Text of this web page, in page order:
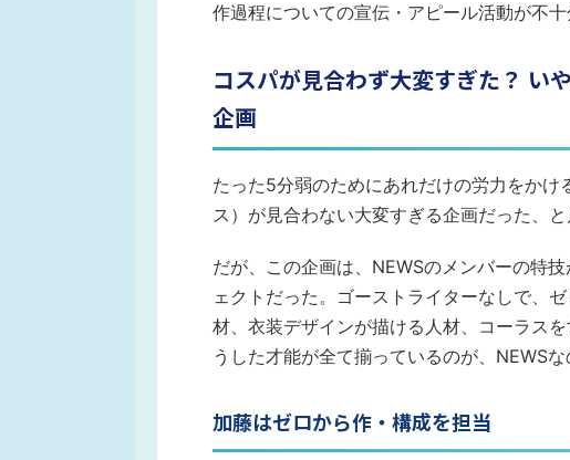
作過程についての宣伝・アピール活動が不十
コスパが見合わず大変すぎた？ い
企画
たった5分弱のためにあれだけの労力をか
ス）が見合わない大変すぎる企画だった、と
だが、この企画は、NEWSのメンバーの特
ェクトだった。ゴーストライターなしで、
材、衣装デザインが描ける人材、コーラス
うした才能が全て揃っているのが、NEWSな
加藤はゼロから作・構成を担当